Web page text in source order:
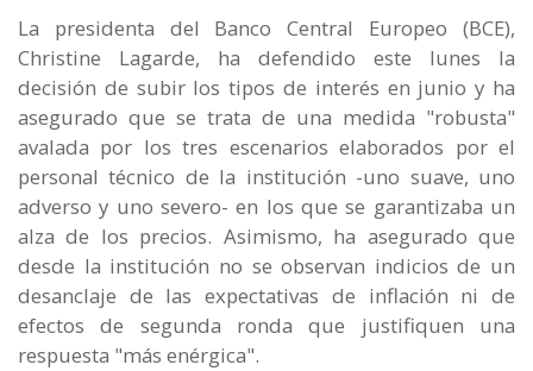
La presidenta del Banco Central Europeo (BCE),
Christine Lagarde, ha defendido este lunes la
decisión de subir los tipos de interés en junio y ha
asegurado que se trata de una medida "robusta"
avalada por los tres escenarios elaborados por el
personal técnico de la institución -uno suave, uno
adverso y uno severo- en los que se garantizaba un
alza de los precios. Asimismo, ha asegurado que
desde la institución no se observan indicios de un
desanclaje de las expectativas de inflación ni de
efectos de segunda ronda que justifiquen una
respuesta "más enérgica".